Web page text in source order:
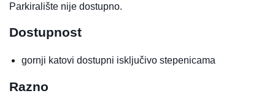
Parkiralište nije dostupno.
Dostupnost
gornji katovi dostupni isključivo stepenicama
Razno